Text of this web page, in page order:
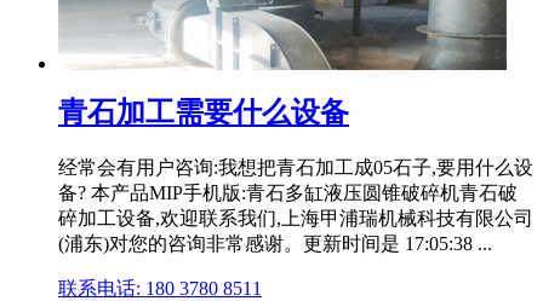
青石加工需要什么设备
经常会有用户咨询:我想把青石加工成05石子,要用什么设
备? 本产品MIP手机版:青石多缸液压圆锥破碎机青石破
碎加工设备,欢迎联系我们,上海甲浦瑞机械科技有限公司
(浦东)对您的咨询非常感谢。更新时间是 17:05:38 ...
联系电话: 180 3780 8511